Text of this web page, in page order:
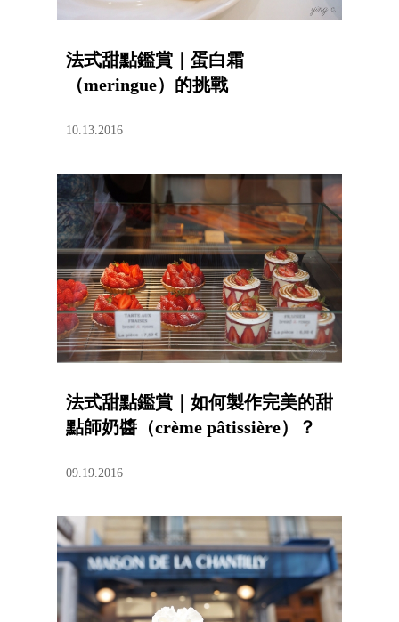
法式甜點鑑賞｜蛋白霜
（meringue）的挑戰
10.13.2016
法式甜點鑑賞｜如何製作完美的甜
點師奶醬（crème pâtissière）？
09.19.2016